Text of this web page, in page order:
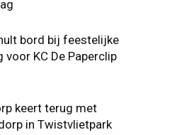
bord bij feestelijke
voor KC De Paperclip
keert terug met
in Twistvlietpark